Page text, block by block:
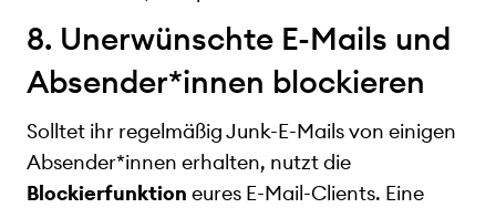
8. Unerwünschte E-Mails und
Absender*innen blockieren
Solltet ihr regelmäßig Junk-E-Mails von einigen
Absender*innen erhalten, nutzt die
Blockierfunktion eures E-Mail-Clients. Eine